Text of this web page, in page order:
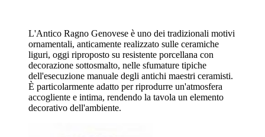
L'Antico Ragno Genovese è uno dei tradizionali motivi
ornamentali, anticamente realizzato sulle ceramiche
liguri, oggi riproposto su resistente porcellana con
decorazione sottosmalto, nelle sfumature tipiche
dell'esecuzione manuale degli antichi maestri ceramisti.
È particolarmente adatto per riprodurre un'atmosfera
accogliente e intima, rendendo la tavola un elemento
decorativo dell'ambiente.